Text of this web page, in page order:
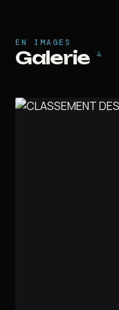
EN IMAGES
Galerie 4